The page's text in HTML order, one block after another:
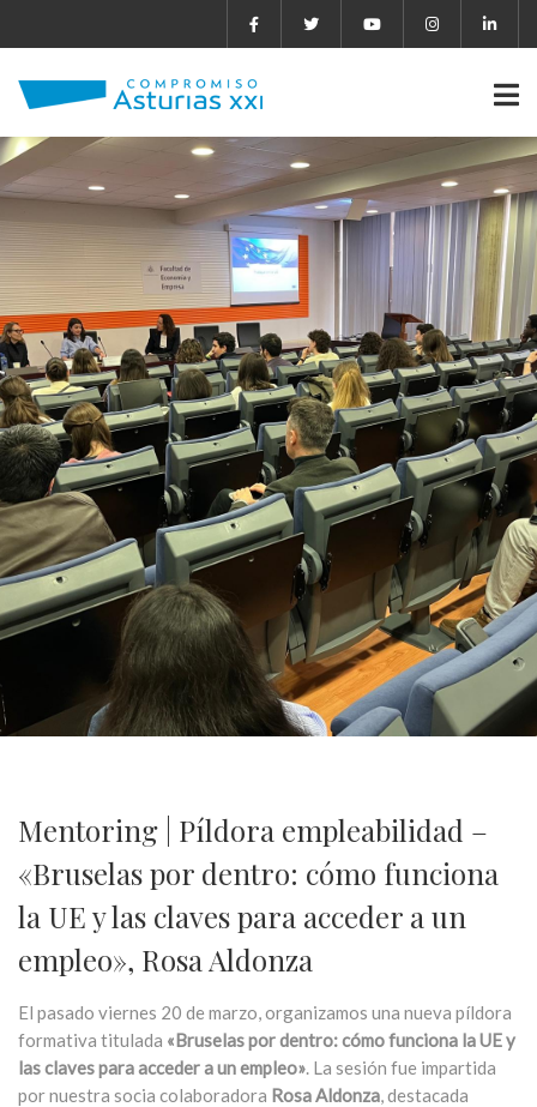
Mentoring | Píldora empleabilidad –
«Bruselas por dentro: cómo funciona
la UE y las claves para acceder a un
empleo», Rosa Aldonza
El pasado viernes 20 de marzo, organizamos una nueva píldora
formativa titulada «Bruselas por dentro: cómo funciona la UE y
las claves para acceder a un empleo». La sesión fue impartida
por nuestra socia colaboradora Rosa Aldonza, destacada